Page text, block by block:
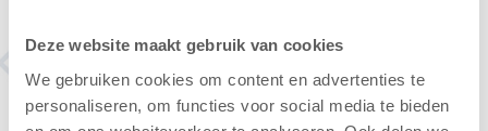
Deze website maakt gebruik van cookies
We gebruiken cookies om content en advertenties te
personaliseren, om functies voor social media te bieden